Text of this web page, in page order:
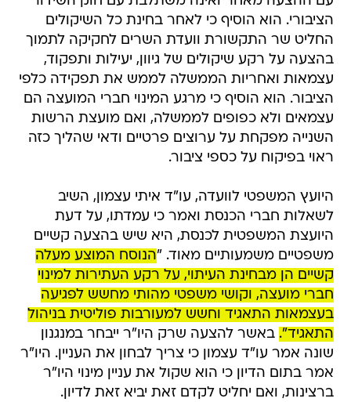
הציבורי. הוא הוסיף כי לאחר בחינת כל השיקולים
החליט שר התקשורת וועדת השרים לחקיקה לתמוך
בהצעה על רקע שיקולים של גיוון, יעילות ותפקוד,
עצמאות ואחריות הממשלה לממש את תפקידה כלפי
הציבור. הוא הוסיף כי מרגע המינוי חברי המועצה הם
עצמאים ולא כפופים לממשלה, ואם מועצת הרשות
השנייה מפקחת על ערוצים פרטיים ודאי שהליך כזה
ראוי בפיקוח על כספי ציבור.
היועץ המשפטי לוועדה, עו"ד איתי עצמון, השיב
לשאלות חברי הכנסת ואמר כי עמדתו, על דעת
היועצת המשפטית לכנסת, היא שיש בהצעה קשיים
משפטיים משמעותיים מאוד. "הנוסח המוצע מעלה
קשיים הן מבחינת העיתוי, על רקע העתירות למינוי
חברי מועצה, וקושי משפטי מהותי מחשש לפגיעה
בעצמאות התאגיד וחשש למעורבות פוליטית בניהול
התאגיד". באשר להצעה שרק היו"ר ייבחר במנגנון
שונה אמר עו"ד עצמון כי צריך לבחון את העניין. היו"ר
אמר בתום הדיון כי הוא שקול את עניין מינוי היו"ר
ברצינות, ואם יחליט לקדם זאת יביא זאת לדיון.